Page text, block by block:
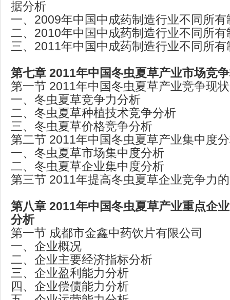
据分析
一、2009年中国中成药制造行业不同所
二、2010年中国中成药制造行业不同所
三、2011年中国中成药制造行业不同所
第七章 2011年中国冬虫夏草产业市场竞
第一节 2011年中国冬虫夏草产业竞争现
一、冬虫夏草竞争力分析
二、冬虫夏草种植技术竞争分析
三、冬虫夏草价格竞争分析
第二节 2011年中国冬虫夏草产业集中度
一、冬虫夏草市场集中度分析
二、冬虫夏草企业集中度分析
第三节 2011年提高冬虫夏草企业竞争力
第八章 2011年中国冬虫夏草产业重点企
分析
第一节 成都市金鑫中药饮片有限公司
一、企业概况
二、企业主要经济指标分析
三、企业盈利能力分析
四、企业偿债能力分析